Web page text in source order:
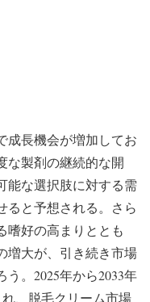
成長機会が増加してお
な製剤の継続的な開
能な選択肢に対する需
ると予想される。さら
嗜好の高まりととも
増大が、引き続き市場
。2025年から2033年
、脱毛クリーム市場